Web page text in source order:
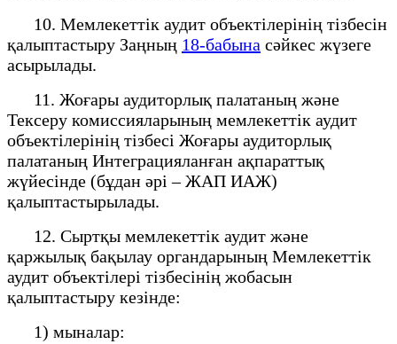
10. Мемлекеттік аудит объектілерінің тізбесін
қалыптастыру Заңның 18-бабына сәйкес жүзеге
асырылады.
11. Жоғары аудиторлық палатаның және
Тексеру комиссияларының мемлекеттік аудит
объектілерінің тізбесі Жоғары аудиторлық
палатаның Интеграцияланған ақпараттық
жүйесінде (бұдан әрі – ЖАП ИАЖ)
қалыптастырылады.
12. Сыртқы мемлекеттік аудит және
қаржылық бақылау органдарының Мемлекеттік
аудит объектілері тізбесінің жобасын
қалыптастыру кезінде:
1) мыналар: